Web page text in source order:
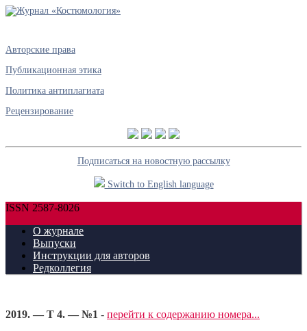
Авторские права
Публикационная этика
Политика антиплагиата
Рецензирование
Подписаться на новостную рассылку
Switch to English language
ISSN 2587-8026
О журнале
Выпуски
Инструкции для авторов
Редколлегия
2019. — Т 4. — №1 - перейти к содержанию номера...